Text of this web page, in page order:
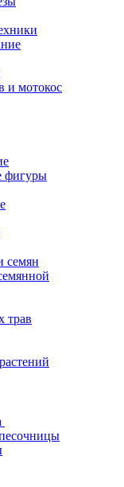
и мотокос
фигуры
семян
трав